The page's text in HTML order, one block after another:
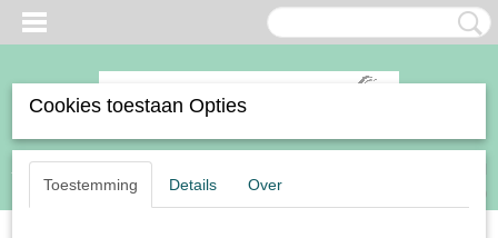
Inloggen Registreren
(0)
Cookies toestaan Opties
Toestemming Details Over